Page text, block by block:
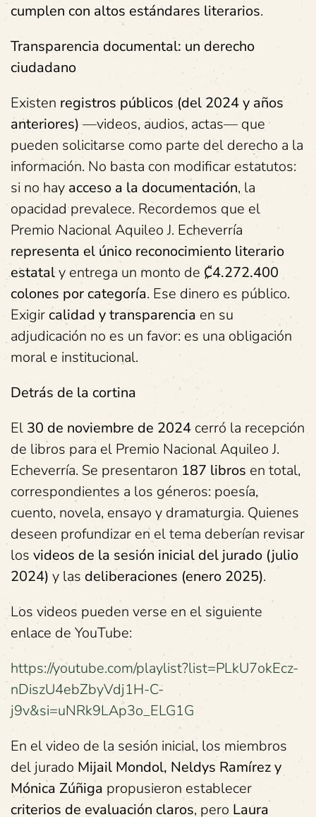
cumplen con altos estándares literarios.
Transparencia documental: un derecho
ciudadano
Existen registros públicos (del 2024 y años
anteriores) —videos, audios, actas— que
pueden solicitarse como parte del derecho a la
información. No basta con modificar estatutos:
si no hay acceso a la documentación, la
opacidad prevalece. Recordemos que el
Premio Nacional Aquileo J. Echeverría
representa el único reconocimiento literario
estataly entrega un monto de ₡4.272.400
colones por categoría. Ese dinero es público.
Exigir calidad y transparencia en su
adjudicación no es un favor: es una obligación
moral e institucional.
Detrás de la cortina
El 30 de noviembre de 2024cerró la recepción
de libros para el Premio Nacional Aquileo J.
Echeverría. Se presentaron 187 libros en total,
correspondientes a los géneros: poesía,
cuento, novela, ensayo y dramaturgia. Quienes
deseen profundizar en el tema deberían revisar
los videos de la sesión inicial del jurado (julio
2024) y las deliberaciones (enero 2025).
Los videos pueden verse en el siguiente
enlace de YouTube:
https://youtube.com/playlist?list=PLkU7okEcz-
nDiszU4ebZbyVdj1H-C-
j9v&si=uNRk9LAp3o_ELG1G
En el video de la sesión inicial, los miembros
del jurado Mijail Mondol, Neldys Ramírez y
Mónica Zúñiga propusieron establecer
criterios de evaluación claros, pero Laura